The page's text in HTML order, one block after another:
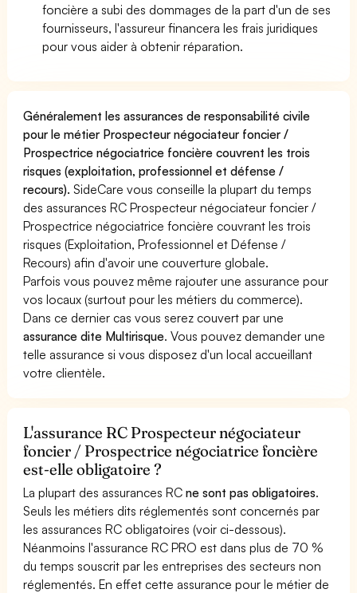
foncière a subi des dommages de la part d'un de ses
fournisseurs, l'assureur financera les frais juridiques
pour vous aider à obtenir réparation.
Généralement les assurances de responsabilité civile
pour le métier Prospecteur négociateur foncier /
Prospectrice négociatrice foncière couvrent les trois
risques (exploitation, professionnel et défense /
recours). SideCare vous conseille la plupart du temps
des assurances RC Prospecteur négociateur foncier /
Prospectrice négociatrice foncière couvrant les trois
risques (Exploitation, Professionnel et Défense /
Recours) afin d'avoir une couverture globale.
Parfois vous pouvez même rajouter une assurance pour
vos locaux (surtout pour les métiers du commerce).
Dans ce dernier cas vous serez couvert par une
assurance dite Multirisque. Vous pouvez demander une
telle assurance si vous disposez d'un local accueillant
votre clientèle.
L'assurance RC Prospecteur négociateur
foncier / Prospectrice négociatrice foncière
est-elle obligatoire ?
La plupart des assurances RCne sont pas obligatoires.
Seuls les métiers dits réglementés sont concernés par
les assurances RC obligatoires (voir ci-dessous).
Néanmoins l'assurance RC PRO est dans plus de 70 %
du temps souscrit par les entreprises des secteurs non
réglementés. En effet cette assurance pour le métier de